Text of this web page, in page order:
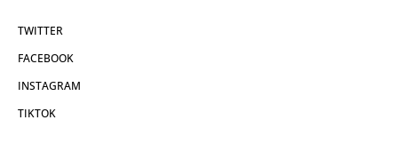
TWITTER
FACEBOOK
INSTAGRAM
TIKTOK